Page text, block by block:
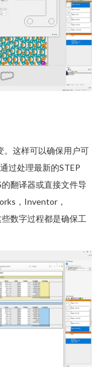
。这样可以确保用户可
过处理最新的STEP
的翻译器或直接文件导
，Inventor，
数字过程都是确保工